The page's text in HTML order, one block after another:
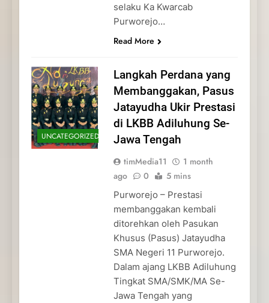
selaku Ka Kwarcab
Purworejo…
Read More
UNCATEGORIZED
Langkah Perdana yang
Membanggakan, Pasus
Jatayudha Ukir Prestasi
di LKBB Adiluhung Se-
Jawa Tengah
timMedia11
1 month
ago
0 5 mins
Purworejo – Prestasi
membanggakan kembali
ditorehkan oleh Pasukan
Khusus (Pasus) Jatayudha
SMA Negeri 11 Purworejo.
Dalam ajang LKBB Adiluhung
Tingkat SMA/SMK/MA Se-
Jawa Tengah yang